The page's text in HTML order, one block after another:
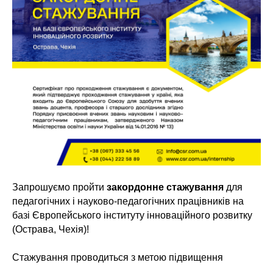
Запрошуємо пройти закордонне стажування для
педагогічних і науково-педагогічних працівників на
базі Європейського інституту інноваційного розвитку
(Острава, Чехія)!
Стажування проводиться з метою підвищення